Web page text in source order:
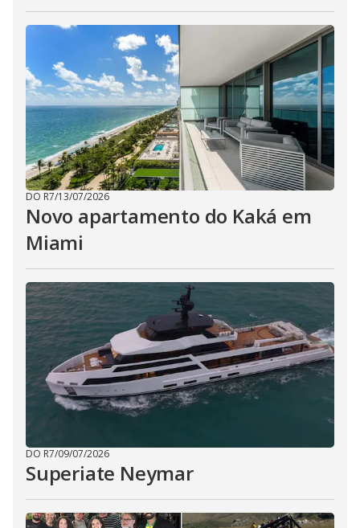
DO R7/13/07/2026
Novo apartamento do Kaká em
Miami
DO R7/09/07/2026
Superiate Neymar